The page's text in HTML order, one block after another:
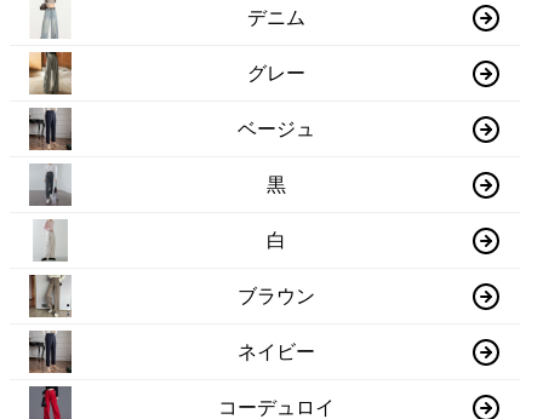
デニム
グレー
ベージュ
黒
白
ブラウン
ネイビー
コーデュロイ